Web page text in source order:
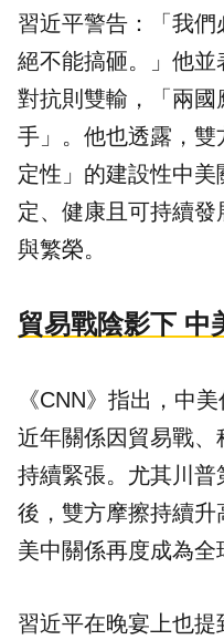
習近平警告：「我們
絕不能搞砸。」他並
對抗則雙輸，「兩
手」。他也透露，
定性」的建設性中
定、健康且可持續
與繁榮。
貿易戰陰影下 中
《CNN》指出，中
近年關係因貿易戰、
持續緊張。尤其川
後，雙方摩擦持續升
美中關係再度成為全
習近平在晚宴上也